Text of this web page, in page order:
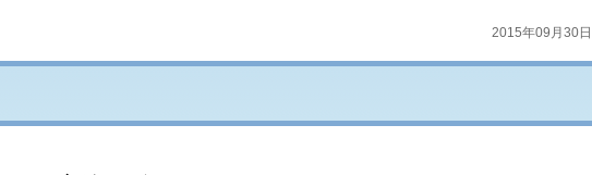
2015年09月30日